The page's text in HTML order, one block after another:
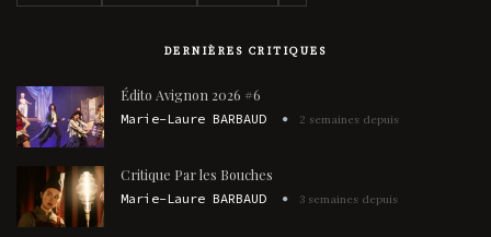
DERNIÈRES CRITIQUES
Édito Avignon 2026 #6
Marie-Laure BARBAUD 2 semaines depuis
Critique Par les Bouches
Marie-Laure BARBAUD 3 semaines depuis